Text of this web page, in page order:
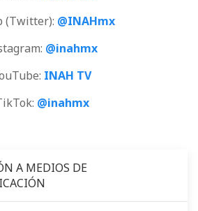
(Twitter): @INAHmx
@inahmx
INAH TV
@inahmx
A MEDIOS DE